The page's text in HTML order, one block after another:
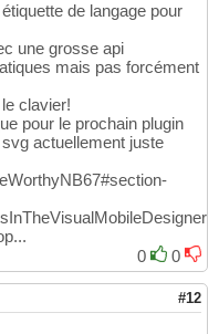
de langage pour
une grosse api
mais pas forcément
clavier!
pour le prochain plugin
actuellement juste
0
0
#12